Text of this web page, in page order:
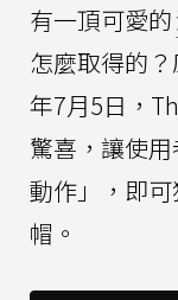
有一頂可愛的
怎麼取得的
年7月5日，
驚喜，讓使
動作」，即
帽。